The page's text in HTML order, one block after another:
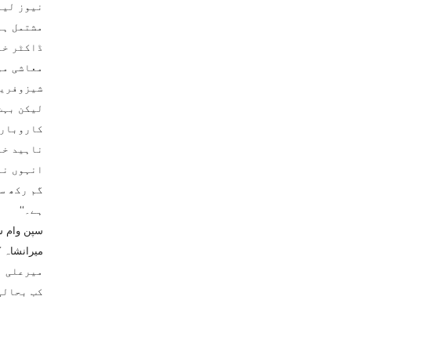
نیوز
مشتمل
ڈاکٹر
معاشی
لیکن
ناہید
انہوں
گم رکھ
ہے۔‘‘
سپن وام
میرعلی
کب